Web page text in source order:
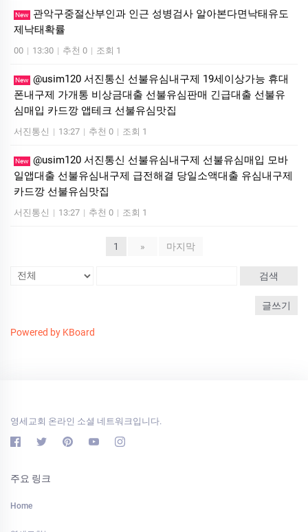
New
관악구중절산부인과 인근 성병검사 알아본다면낙태유도
제낙태확률
00 | 13:30 | 추천 0 | 조회 1
New @usim120 서진통신 선불유심내구제 19세이상가능 휴대
폰내구제 가개통 비상금대출 선불유심판매 긴급대출 선불유
심매입 카드깡 앱테크 선불유심맛집
서진통신 | 13:27 | 추천 0 | 조회 1
New @usim120 서진통신 선불유심내구제 선불유심매입 모바
일앱대출 선불유심내구제 급전해결 당일소액대출 유심내구제
카드깡 선불유심맛집
서진통신 | 13:27 | 추천 0 | 조회 1
1 » 마지막
검색
글쓰기
Powered by KBoard
영세교회 온라인 소셜 네트워크입니다.
주요 링크
Home